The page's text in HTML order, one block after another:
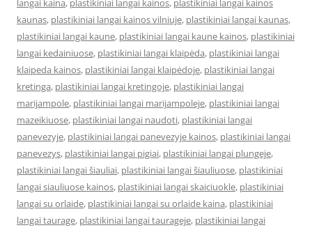
langai kaina, plastikiniai langai kainos, plastikiniai langai kainos
kaunas, plastikiniai langai kainos vilniuje, plastikiniai langai kaunas,
plastikiniai langai kaune, plastikiniai langai kaune kainos, plastikiniai
langai kedainiuose, plastikiniai langai klaipėda, plastikiniai langai
klaipeda kainos, plastikiniai langai klaipėdoje, plastikiniai langai
kretinga, plastikiniai langai kretingoje, plastikiniai langai
marijampole, plastikiniai langai marijampoleje, plastikiniai langai
mazeikiuose, plastikiniai langai naudoti, plastikiniai langai
panevezyje, plastikiniai langai panevezyje kainos, plastikiniai langai
panevezys, plastikiniai langai pigiai, plastikiniai langai plungeje,
plastikiniai langai šiauliai, plastikiniai langai šiauliuose, plastikiniai
langai siauliuose kainos, plastikiniai langai skaiciuokle, plastikiniai
langai su orlaide, plastikiniai langai su orlaide kaina, plastikiniai
langai taurage, plastikiniai langai taurageje, plastikiniai langai